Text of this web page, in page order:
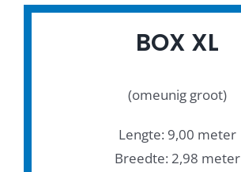
BOX XL
(omeunig groot)
Lengte: 9,00 meter
Breedte: 2,98 meter